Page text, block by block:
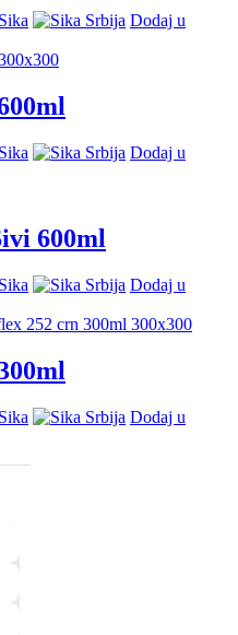
Sika
Dodaj u
Sika
Dodaj u
600ml
Sika
Dodaj u
Sika
Dodaj u